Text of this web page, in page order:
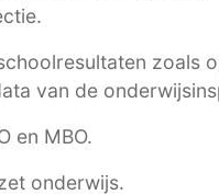
zoals
van de
en MBO.
onderwijs.